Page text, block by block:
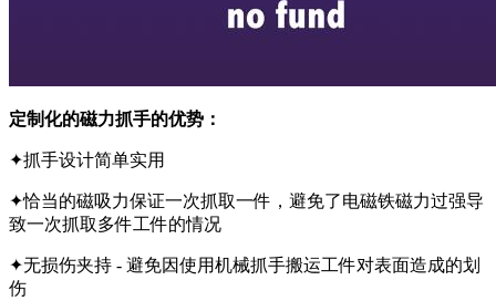
定制化的磁力抓手的优势：
✦抓手设计简单实用
✦恰当的磁吸力保证一次抓取一件，避免了电磁铁磁力过强导
致一次抓取多件工件的情况
✦无损伤夹持 - 避免因使用机械抓手搬运工件对表面造成的划
伤